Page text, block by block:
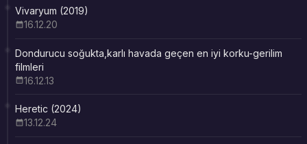
Vivaryum (2019)
16.12.20
Dondurucu soğukta,karlı havada geçen en iyi korku-gerilim
filmleri
16.12.13
Heretic (2024)
13.12.24